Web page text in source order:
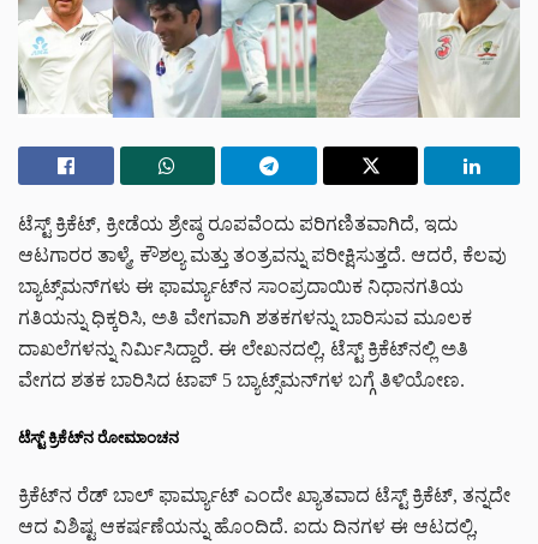
ಟೆಸ್ಟ್ ಕ್ರಿಕೆಟ್, ಕ್ರೀಡೆಯ ಶ್ರೇಷ್ಠ ರೂಪವೆಂದು ಪರಿಗಣಿತವಾಗಿದೆ, ಇದು
ಆಟಗಾರರ ತಾಳ್ಮೆ, ಕೌಶಲ್ಯ ಮತ್ತು ತಂತ್ರವನ್ನು ಪರೀಕ್ಷಿಸುತ್ತದೆ. ಆದರೆ, ಕೆಲವು
ಬ್ಯಾಟ್ಸ್‌ಮನ್‌ಗಳು ಈ ಫಾರ್ಮ್ಯಾಟ್‌ನ ಸಾಂಪ್ರದಾಯಿಕ ನಿಧಾನಗತಿಯ
ಗತಿಯನ್ನು ಧಿಕ್ಕರಿಸಿ, ಅತಿ ವೇಗವಾಗಿ ಶತಕಗಳನ್ನು ಬಾರಿಸುವ ಮೂಲಕ
ದಾಖಲೆಗಳನ್ನು ನಿರ್ಮಿಸಿದ್ದಾರೆ. ಈ ಲೇಖನದಲ್ಲಿ, ಟೆಸ್ಟ್ ಕ್ರಿಕೆಟ್‌ನಲ್ಲಿ ಅತಿ
ವೇಗದ ಶತಕ ಬಾರಿಸಿದ ಟಾಪ್ 5 ಬ್ಯಾಟ್ಸ್‌ಮನ್‌ಗಳ ಬಗ್ಗೆ ತಿಳಿಯೋಣ.
ಟೆಸ್ಟ್ ಕ್ರಿಕೆಟ್‌ನ ರೋಮಾಂಚನ
ಕ್ರಿಕೆಟ್‌ನ ರೆಡ್ ಬಾಲ್ ಫಾರ್ಮ್ಯಾಟ್ ಎಂದೇ ಖ್ಯಾತವಾದ ಟೆಸ್ಟ್ ಕ್ರಿಕೆಟ್, ತನ್ನದೇ
ಆದ ವಿಶಿಷ್ಟ ಆಕರ್ಷಣೆಯನ್ನು ಹೊಂದಿದೆ. ಐದು ದಿನಗಳ ಈ ಆಟದಲ್ಲಿ,